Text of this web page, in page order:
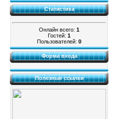
Статистика
Онлайн всего: 1
Гостей: 1
Пользователей: 0
Форма входа
Полезные ссылки